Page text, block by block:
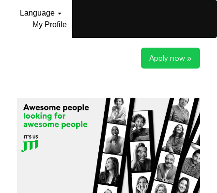
Language
My Profile
Apply now »